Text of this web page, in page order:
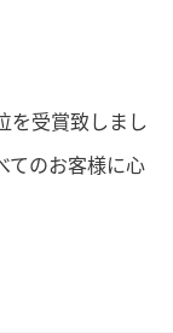
を受賞致しまし
てのお客様に心